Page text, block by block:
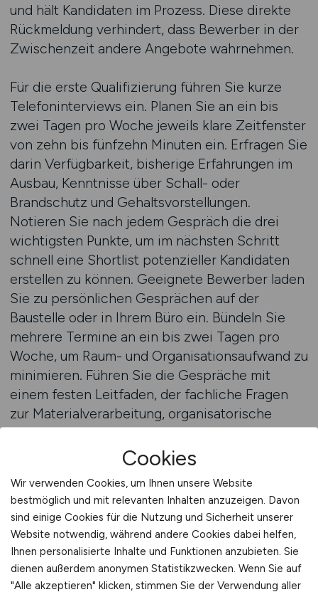
und hält Kandidaten im Prozess. Diese direkte
Rückmeldung verhindert, dass Bewerber in der
Zwischenzeit andere Angebote wahrnehmen.
Für die erste Qualifizierung führen Sie kurze
Telefoninterviews ein. Planen Sie an ein bis
zwei Tagen pro Woche jeweils klare Zeitfenster
von zehn bis fünfzehn Minuten ein. Erfragen Sie
darin Verfügbarkeit, bisherige Erfahrungen im
Ausbau, Kenntnisse über Schall- oder
Brandschutz und Gehaltsvorstellungen.
Notieren Sie nach jedem Gespräch die drei
wichtigsten Punkte, um im nächsten Schritt
schnell eine Shortlist potenzieller Kandidaten
erstellen zu können. Geeignete Bewerber laden
Sie zu persönlichen Gesprächen auf der
Baustelle oder in Ihrem Büro ein. Bündeln Sie
mehrere Termine an ein bis zwei Tagen pro
Woche, um Raum- und Organisationsaufwand zu
minimieren. Führen Sie die Gespräche mit
einem festen Leitfaden, der fachliche Fragen
zur Materialverarbeitung, organisatorische
Fragen zur Projektdurchführung und situative
Fragen zur Problemlösung im Team umfasst.
Dadurch schaffen Sie Vergleichbarkeit
zwischen den Kandidaten und stellen sicher,
dass alle wesentlichen Facetten beleuchtet
werden.
Parallel zum aktiven Auswahlprozess lohnt sich
der Aufbau eines internen Kandidatenpools. Alle
Cookies
Wir verwenden Cookies, um Ihnen unsere Website
bestmöglich und mit relevanten Inhalten anzuzeigen. Davon
sind einige Cookies für die Nutzung und Sicherheit unserer
Website notwendig, während andere Cookies dabei helfen,
Ihnen personalisierte Inhalte und Funktionen anzubieten. Sie
dienen außerdem anonymen Statistikzwecken. Wenn Sie auf
"Alle akzeptieren" klicken, stimmen Sie der Verwendung aller